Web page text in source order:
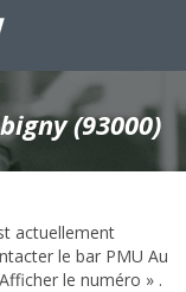
(93000)
actuellement
le bar PMU Au
le numéro » .